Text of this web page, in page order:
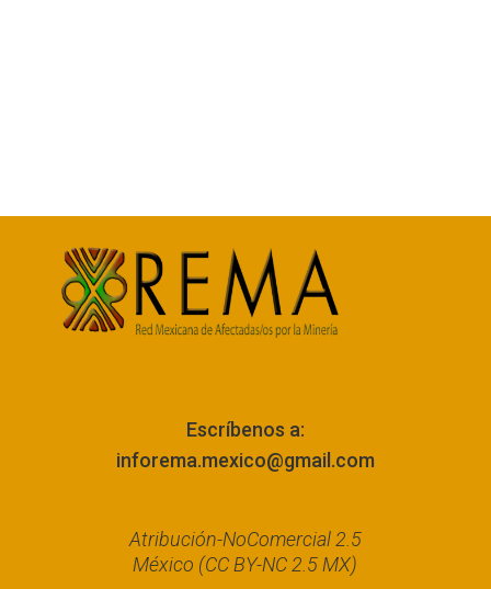
Escríbenos a:
inforema.mexico@gmail.com
Atribución-NoComercial 2.5
México (CC BY-NC 2.5 MX)